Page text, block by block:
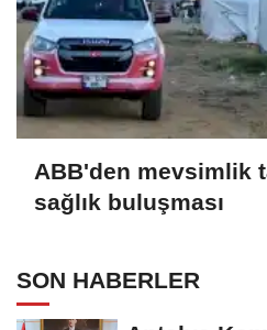
ABB'den mevsimlik
sağlık buluşması
SON HABERLER